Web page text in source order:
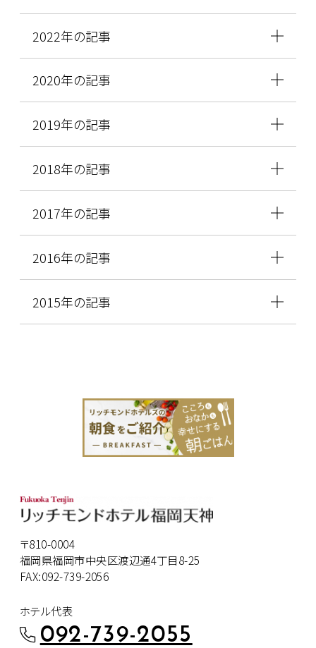
2022年の記事
2020年の記事
2019年の記事
2018年の記事
2017年の記事
2016年の記事
2015年の記事
〒810-0004
福岡県福岡市中央区渡辺通4丁目8-25
FAX:092-739-2056
ホテル代表
092-739-2055